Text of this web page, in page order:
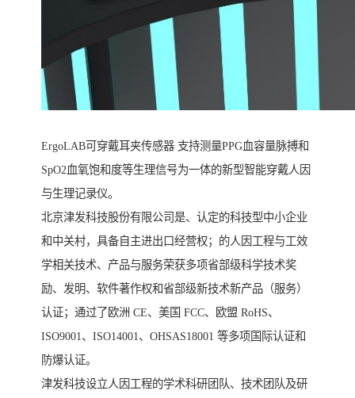
ErgoLAB可穿戴耳夹传感器 支持测量PPG血容量脉搏和
SpO2血氧饱和度等生理信号为一体的新型智能穿戴人因
与生理记录仪。
北京津发科技股份有限公司是、认定的科技型中小企业
和中关村，具备自主进出口经营权；的人因工程与工效
学相关技术、产品与服务荣获多项省部级科学技术奖
励、发明、软件著作权和省部级新技术新产品（服务）
认证；通过了欧洲 CE、美国 FCC、欧盟 RoHS、
ISO9001、ISO14001、OHSAS18001 等多项国际认证和
防爆认证。
津发科技设立人因工程的学术科研团队、技术团队及研